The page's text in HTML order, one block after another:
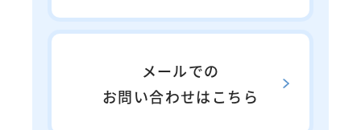
メールでの
お問い合わせはこちら